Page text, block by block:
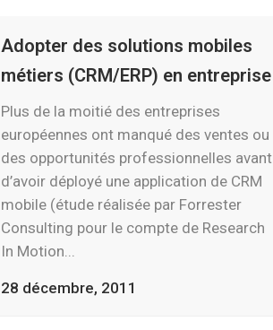
Adopter des solutions mobiles
métiers (CRM/ERP) en entreprise
Plus de la moitié des entreprises
européennes ont manqué des ventes ou
des opportunités professionnelles avant
d’avoir déployé une application de CRM
mobile (étude réalisée par Forrester
Consulting pour le compte de Research
In Motion...
28 décembre, 2011